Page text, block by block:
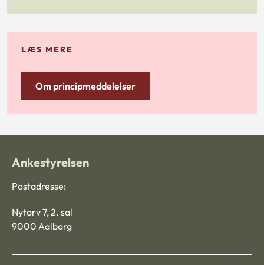
LÆS MERE
Om principmeddelelser
Ankestyrelsen
Postadresse:
Nytorv 7, 2. sal
9000 Aalborg